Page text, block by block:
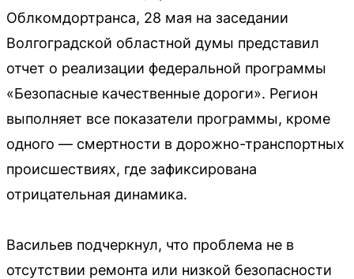
Облкомдортранса, 28 мая на заседании
Волгоградской областной думы представил
отчет о реализации федеральной программы
«Безопасные качественные дороги». Регион
выполняет все показатели программы, кроме
одного — смертности в дорожно-транспортных
происшествиях, где зафиксирована
отрицательная динамика.
Васильев подчеркнул, что проблема не в
отсутствии ремонта или низкой безопасности